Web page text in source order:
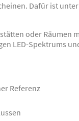
Dafür ist
oder Räumen
LED-Spektrums
Referenz